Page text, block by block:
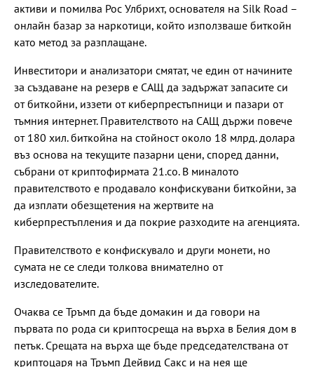
активи и помилва Рос Улбрихт, основателя на Silk Road –
онлайн базар за наркотици, който използваше биткойн
като метод за разплащане.
Инвеститори и анализатори смятат, че един от начините
за създаване на резерв е САЩ да задържат запасите си
от биткойни, иззети от киберпрестъпници и пазари от
тъмния интернет. Правителството на САЩ държи повече
от 180 хил. биткойна на стойност около 18 млрд. долара
въз основа на текущите пазарни цени, според данни,
събрани от криптофирмата 21.co. В миналото
правителството е продавало конфискувани биткойни, за
да изплати обезщетения на жертвите на
киберпрестъпления и да покрие разходите на агенцията.
Правителството е конфискувало и други монети, но
сумата не се следи толкова внимателно от
изследователите.
Очаква се Тръмп да бъде домакин и да говори на
първата по рода си криптосреща на върха в Белия дом в
петък. Срещата на върха ще бъде председателствана от
криптоцаря на Тръмп Дейвид Сакс и на нея ще